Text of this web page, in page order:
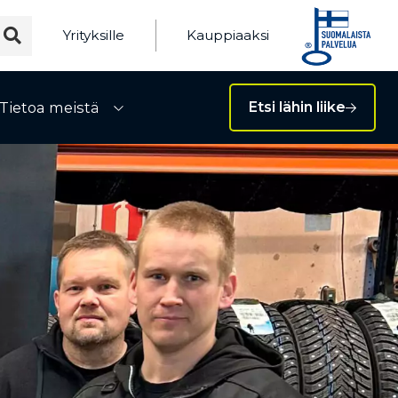
Yrityksille Kauppiaaksi
Tietoa meistä Etsi lähin liike